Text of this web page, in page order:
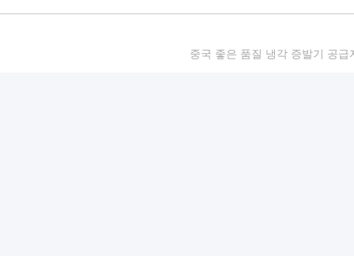
중국 좋은 품질 냉각 증발기 공